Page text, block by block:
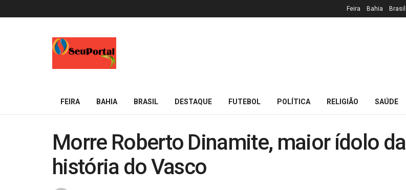
Feira Bahia Brasil
FEIRA BAHIA BRASIL DESTAQUE FUTEBOL POLÍTICA RELIGIÃO SAÚDE
Morre Roberto Dinamite, maior ídolo da
história do Vasco